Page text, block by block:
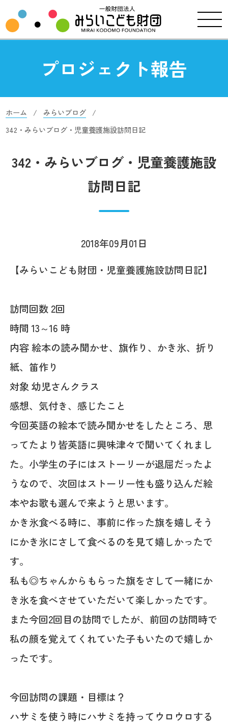
プロジェクト報告
ホーム
みらいブログ
342・みらいブログ・児童養護施設訪問日記
342・みらいブログ・児童養護施設
訪問日記
2018年09月01日
【みらいこども財団・児童養護施設訪問日記】
訪問回数 2回
時間 13～16 時
内容 絵本の読み聞かせ、旗作り、かき氷、折り
紙、笛作り
対象 幼児さんクラス
感想、気付き、感じたこと
今回英語の絵本で読み聞かせをしたところ、思
ってたより皆英語に興味津々で聞いてくれまし
た。小学生の子にはストーリーが退屈だったよ
うなので、次回はストーリー性も盛り込んだ絵
本やお歌も選んで来ようと思います。
かき氷食べる時に、事前に作った旗を嬉しそう
にかき氷にさして食べるのを見て嬉しかったで
す。
私も◎ちゃんからもらった旗をさして一緒にか
き氷を食べさせていただいて楽しかったです。
また今回2回目の訪問でしたが、前回の訪問時で
私の顔を覚えてくれていた子もいたので嬉しか
ったです。
今回訪問の課題・目標は？
ハサミを使う時にハサミを持ってウロウロする